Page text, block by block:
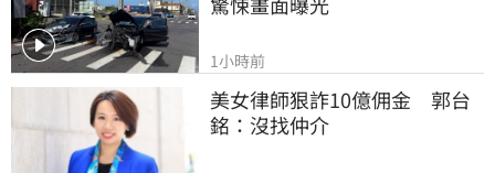
1小時前
美女律師狠詐10億佣金　郭台
銘：沒找仲介